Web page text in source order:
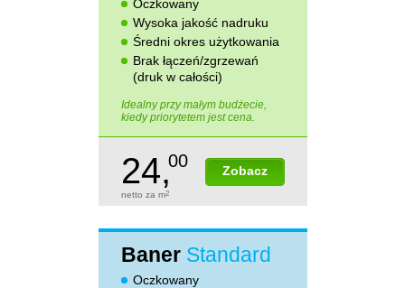
Oczkowany
Wysoka jakość nadruku
Średni okres użytkowania
Brak łączeń/zgrzewań
(druk w całości)
Idealny przy małym budżecie,
kiedy priorytetem jest cena.
Zobacz
24,00
netto za m2
Baner Standard
Oczkowany